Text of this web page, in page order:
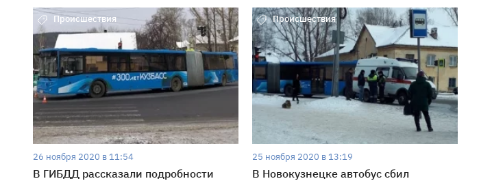
Происшествия
26 ноября 2020 в 11:54
В ГИБДД рассказали подробности
Происшествия
25 ноября 2020 в 13:19
В Новокузнецке автобус сбил